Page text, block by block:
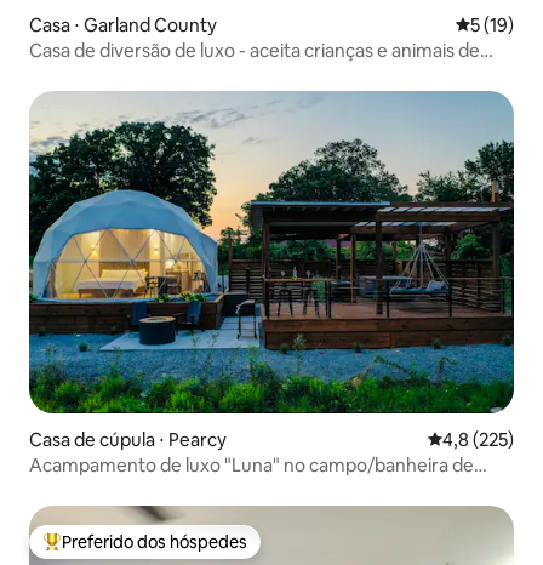
Casa ⋅ Garland County 5 de uma
5 (19)
Casa de diversão de luxo - aceita crianças e animais de
Casa de cúpula ⋅ Pearcy 4,8 de uma
4,8 (225)
Acampamento de luxo "Luna" no campo/banheira de
Entre os melhores preferidos dos hóspedes
Preferido dos hóspedes